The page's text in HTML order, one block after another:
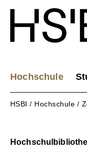
Hochschule
HSBI / Hochschule /